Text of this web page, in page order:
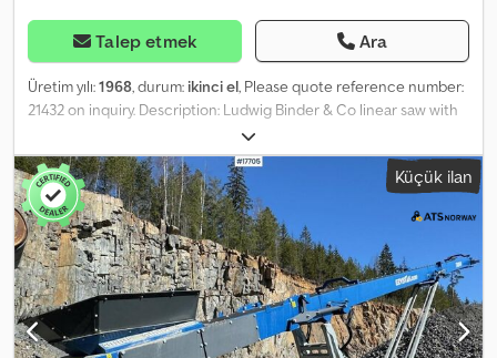
Talep etmek Ara
Üretim yılı:1968, durum: ikinci el, Please quote reference number:
21432 on inquiry. Description: Ludwig Binder & Co linear saw with
motor, year of manufacture 1968. Comes with various spare parts.
Ready for delivery. Own weight: 111 kg Model: Binder Lineærsikt
Dkedpfjxgm Hzsx Aayor = Further information = Please contact
ATS Norway for more information.
Küçük ilan